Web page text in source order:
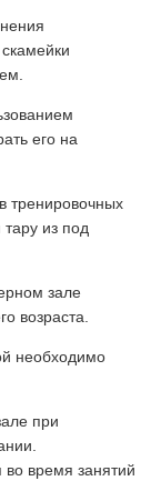
его на
тренировочных
из под
зале
возраста.
необходимо
при
во время занятий